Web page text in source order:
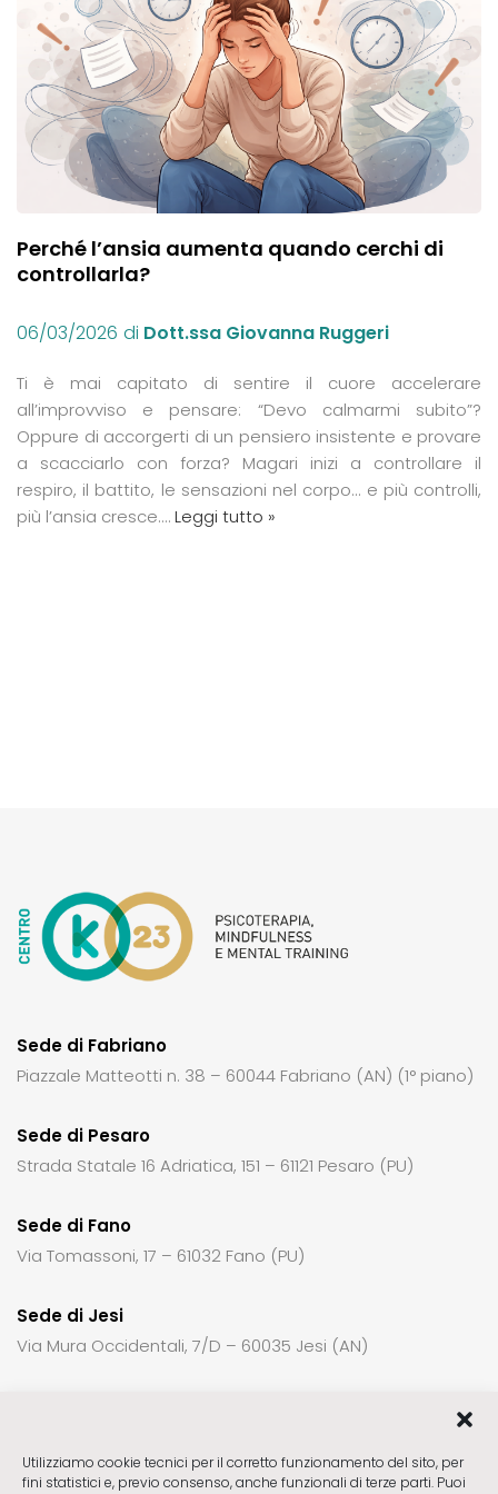
Utilizziamo cookie tecnici per il corretto funzionamento del sito, per
fini statistici e, previo consenso, anche funzionali di terze parti. Puoi
Perché l’ansia aumenta quando cerchi di
controllarla?
06/03/2026 di Dott.ssa Giovanna Ruggeri
Ti è mai capitato di sentire il cuore accelerare
all’improvviso e pensare: “Devo calmarmi subito”?
Oppure di accorgerti di un pensiero insistente e provare
a scacciarlo con forza? Magari inizi a controllare il
respiro, il battito, le sensazioni nel corpo… e più controlli,
più l’ansia cresce.…Leggi tutto »
Sede di Fabriano
Piazzale Matteotti n. 38 – 60044 Fabriano (AN) (1° piano)
Sede di Pesaro
Strada Statale 16 Adriatica, 151 – 61121 Pesaro (PU)
Sede di Fano
Via Tomassoni, 17 – 61032 Fano (PU)
Sede di Jesi
Via Mura Occidentali, 7/D – 60035 Jesi (AN)